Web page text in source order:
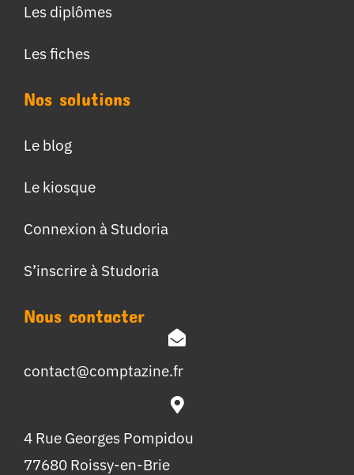
Les diplômes
Les fiches
Nos solutions
Le blog
Le kiosque
Connexion à Studoria
S’inscrire à Studoria
Nous contacter
contact@comptazine.fr
4 Rue Georges Pompidou
77680 Roissy-en-Brie